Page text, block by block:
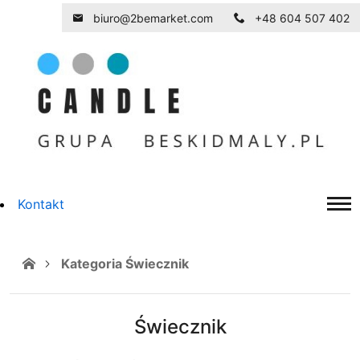
biuro@2bemarket.com +48 604 507 402
Kontakt
Kategoria Świecznik
Świecznik